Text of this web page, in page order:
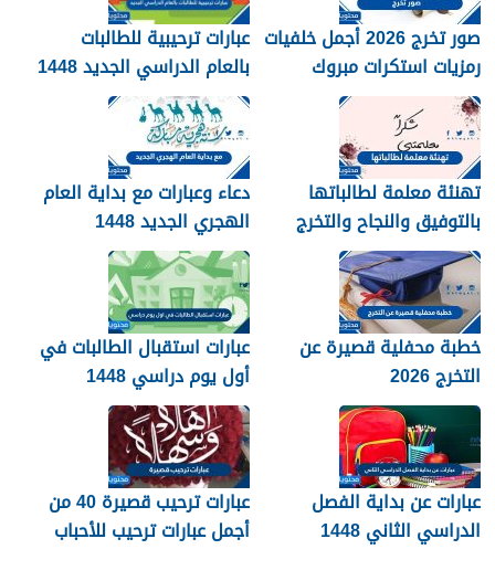
صور تخرج 2026 أجمل خلفيات
رمزيات استكرات مبروك
التخرج 1448
عبارات ترحيبية للطالبات
بالعام الدراسي الجديد 1448
بالصور
تهنئة معلمة لطالباتها
بالتوفيق والنجاح والتخرج
2026
دعاء وعبارات مع بداية العام
الهجري الجديد 1448
خطبة محفلية قصيرة عن
التخرج 2026
عبارات استقبال الطالبات في
أول يوم دراسي 1448
عبارات عن بداية الفصل
الدراسي الثاني 1448
عبارات ترحيب قصيرة 40 من
أجمل عبارات ترحيب للأحباب